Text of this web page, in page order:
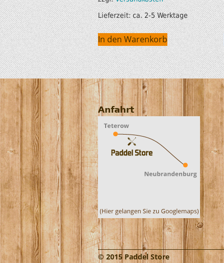
Lieferzeit:ca. 2-5 Werktage
In den Warenkorb
Anfahrt
© 2015 Paddel Store